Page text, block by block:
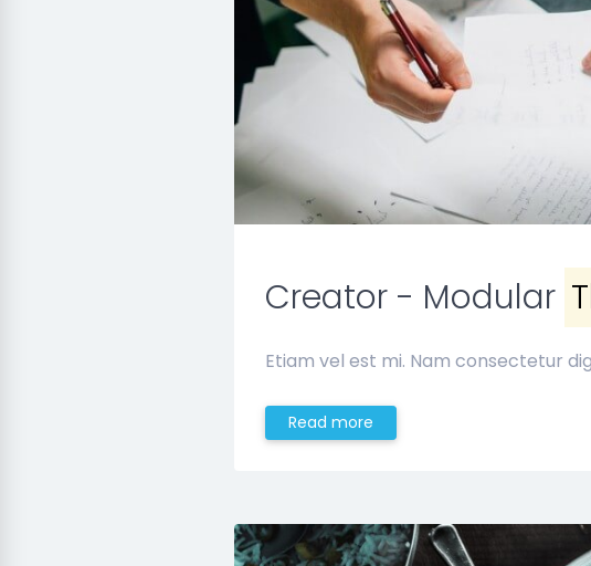
Creator - Modular
Etiam vel est mi. Nam consectetur
Read more